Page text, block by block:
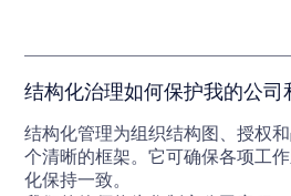
结构化治理如何保护我的公司
结构化管理为组织结构图、授权
个清晰的框架。它可确保各项工
化保持一致。